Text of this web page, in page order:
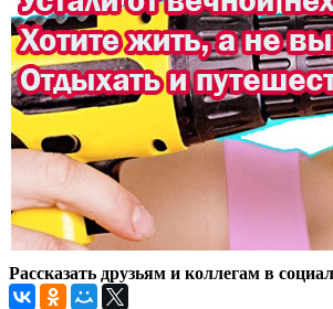
Рассказать друзьям и коллегам в